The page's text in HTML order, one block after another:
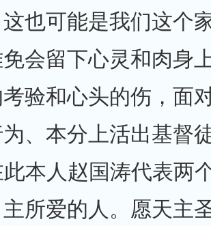
也可能是我们这个
免会留下心灵和肉身
验和心头的伤，面
、本分上活出基督
人赵国涛代表两个
所爱的人。愿天主